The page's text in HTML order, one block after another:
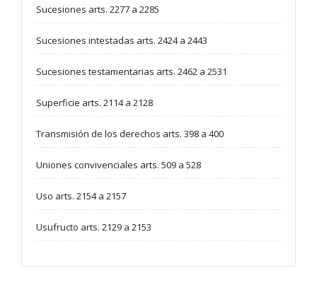
Sucesiones arts. 2277 a 2285
Sucesiones intestadas arts. 2424 a 2443
Sucesiones testamentarias arts. 2462 a 2531
Superficie arts. 2114 a 2128
Transmisión de los derechos arts. 398 a 400
Uniones convivenciales arts. 509 a 528
Uso arts. 2154 a 2157
Usufructo arts. 2129 a 2153